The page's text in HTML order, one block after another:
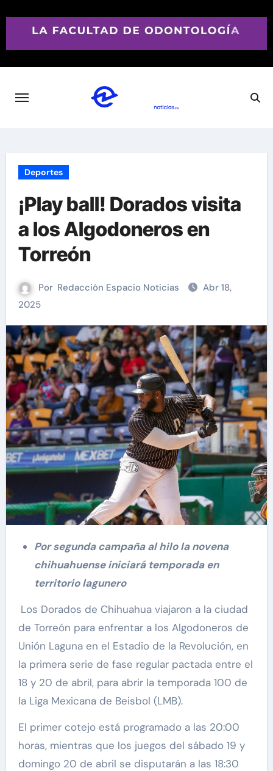
Deportes
¡Play ball! Dorados visita
a los Algodoneros en
Torreón
Por Redacción Espacio Noticias
Abr 18,
2025
Por segunda campaña al hilo la novena
chihuahuense iniciará temporada en
territorio lagunero
Los Dorados de Chihuahua viajaron a la ciudad
de Torreón para enfrentar a los Algodoneros de
Unión Laguna en el Estadio de la Revolución, en
la primera serie de fase regular pactada entre el
18 y 20 de abril, para abrir la temporada 100 de
la Liga Mexicana de Beisbol (LMB).
El primer cotejo está programado a las 20:00
horas, mientras que los juegos del sábado 19 y
domingo 20 de abril se disputarán a las 18:30